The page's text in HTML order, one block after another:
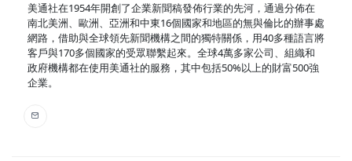
美通社在1954年開創了企業新聞稿發佈行業的先河，通過分佈在
南北美洲、歐洲、亞洲和中東16個國家和地區的無與倫比的辦事處
網路，借助與全球領先新聞機構之間的獨特關係，用40多種語言將
客戶與170多個國家的受眾聯繫起來。全球4萬多家公司、組織和
政府機構都在使用美通社的服務，其中包括50%以上的財富500強
企業。